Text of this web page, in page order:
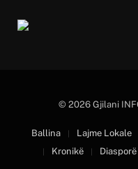
© 2026 Gjilani
Ballina Lajme Lokale
Kronikë
Diasporë